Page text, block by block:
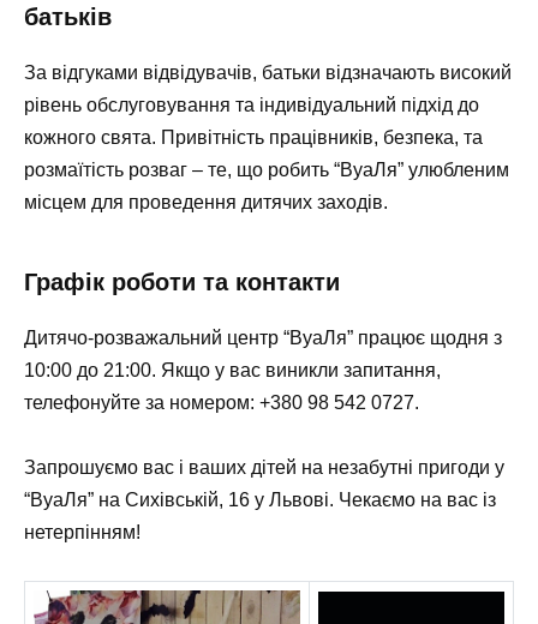
батьків
За відгуками відвідувачів, батьки відзначають високий
рівень обслуговування та індивідуальний підхід до
кожного свята. Привітність працівників, безпека, та
розмаїтість розваг – те, що робить “ВуаЛя” улюбленим
місцем для проведення дитячих заходів.
Графік роботи та контакти
Дитячо-розважальний центр “ВуаЛя” працює щодня з
10:00 до 21:00. Якщо у вас виникли запитання,
телефонуйте за номером: +380 98 542 0727.
Запрошуємо вас і ваших дітей на незабутні пригоди у
“ВуаЛя” на Сихівській, 16 у Львові. Чекаємо на вас із
нетерпінням!